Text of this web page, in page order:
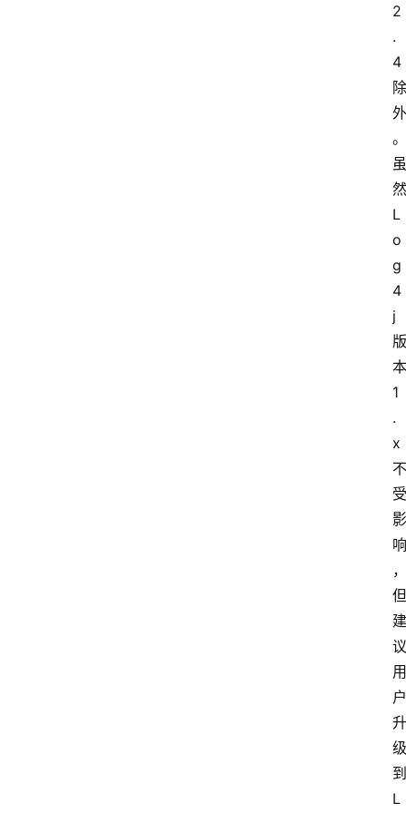
2
.
4
除
外
。
虽
然
L
o
g
4
j
版
本
1
.
x
不
受
影
响
，
但
建
议
用
户
升
级
到
L